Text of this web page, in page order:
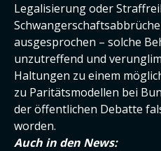
Legalisierung oder
ausgesprochen – solche
unzutreffend und
Haltungen zu einem
zu Paritätsmodellen bei
der öffentlichen Debatte
worden.
Auch in den News: